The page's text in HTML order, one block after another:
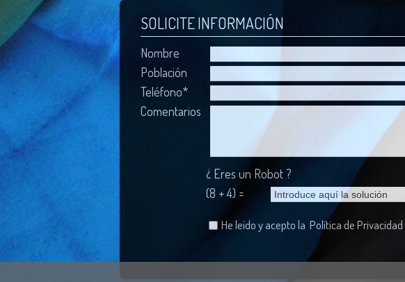
SOLICITE INFORMACIÓN
Nombre
Población
Teléfono*
Comentarios
¿ Eres un Robot ?
(8 + 4) =
He leído y acepto la Política de Privacidad